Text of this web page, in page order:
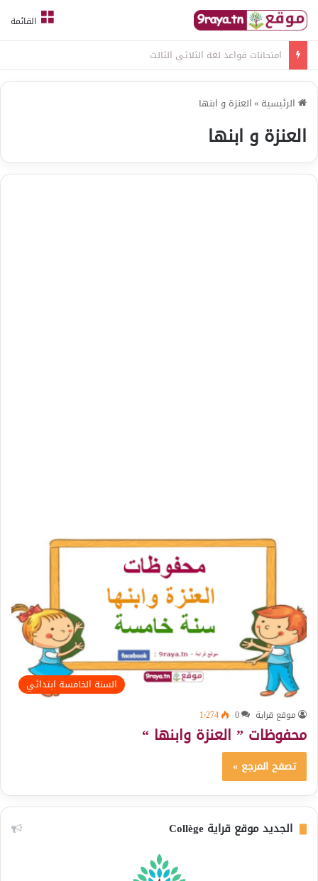
القائمة
امتحانات قواعد لغة الثلاثي الثالث
الرئيسية »العنزة و ابنها
العنزة و ابنها
السنة الخامسة ابتدائي
موقع قراية 0 1٬274
محفوظات ” العنزة وابنها “
تصفح المرجع »
الجديد موقع قراية Collège